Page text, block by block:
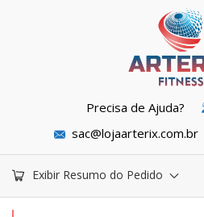
Precisa de Ajuda?
sac@lojaarterix.com.br
Exibir Resumo do Pedido